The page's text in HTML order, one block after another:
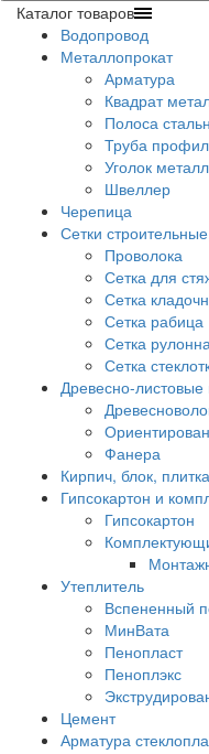
Каталог товаров
Водопровод
Металлопрокат
Арматура
Квадрат
Полоса
Труба
Уголок
Швеллер
Черепица
Сетки
Проволока
Сетка для
Сетка
Сетка рабица
Сетка
Сетка
Древесно-
Фанера
Кирпич, блок, плитка
Гипсокартон и
Гипсокартон
Утеплитель
Вспененный
МинВата
Пенопласт
Пеноплэкс
Цемент
Арматура